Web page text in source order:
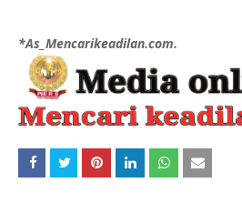
*As_Mencarikeadilan.com.